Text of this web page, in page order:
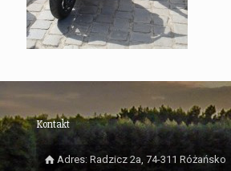
Kontakt
Adres: Radzicz 2a, 74-311 Różańsko